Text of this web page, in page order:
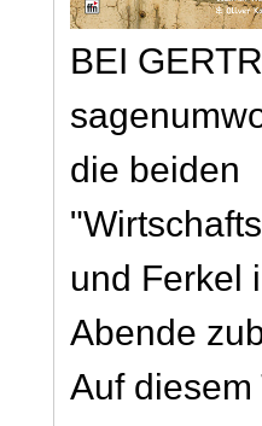
BEI
die beiden
und Ferkel
Abende
Auf diesem